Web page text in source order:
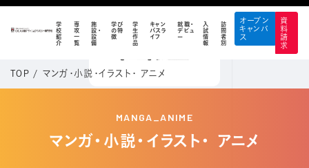
学
校
紹
介
専
攻
一
覧
施
設・
設
備
学び
の特
徴
学
生
作
品
キャン
パスラ
イフ
就職・
デビュ
ー
入
試
情
報
訪
問
者
別
オープン
キャンパ
ス
資
料
請
求
TOP / マンガ・小説・イラスト・ アニメ
MANGA_ANIME
マンガ・小説・イラスト・ アニメ